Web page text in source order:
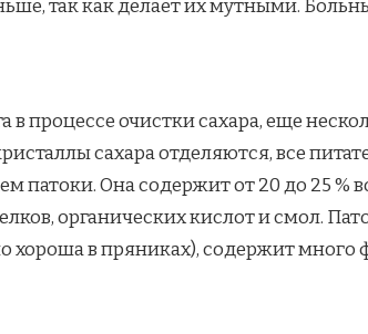
так как делает их мутными.
процессе очистки сахара, еще
сахара отделяются, все
патоки. Она содержит от 20 до 25 %
органических кислот и смол.
хороша в пряниках), содержит много